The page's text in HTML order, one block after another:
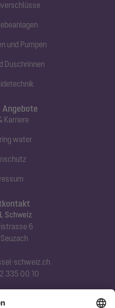
und Pumpen
Duschrinnen
Schweiz
6
schweiz.ch
335 00 10
Newsletter
Angebote
Karriere
water